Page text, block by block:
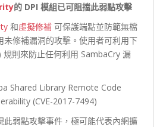
的 DPI 模組已可阻擋此弱點攻擊
和虛擬修補 可保護端點並防範無檔
未修補漏洞的攻擊。使用者可利用下
則來防止任何利用 SambaCry 漏
Shared Library Remote Code
(CVE-2017-7494)
此弱點攻擊事件，極可能代表內網擴